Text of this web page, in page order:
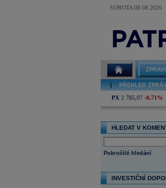
SOBOTA 08.08.2026
PŘEHLED
PX 2 785,07 -0,71%
HLEDAT V
Pokročilé hledání
INVESTIČNÍ